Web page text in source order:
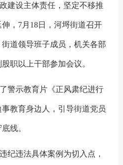
建设主体责任，坚定不移推
， 7月 18日，河埒街道召开
道领导班子成员，机关各部
职以上干部参加会议。
警示教育片《正风肃纪进行
教育身边人，引导街道党员
线。
纪违法具体案例为切入点，